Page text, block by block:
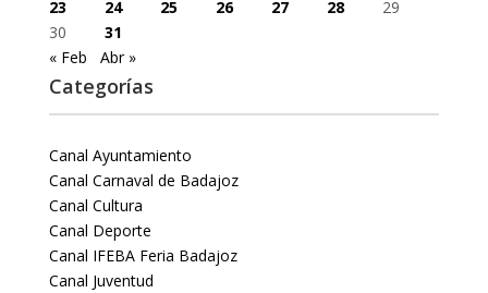
23
24 25 26 27 28
29
30
31
« Feb
Abr »
Categorías
Canal Ayuntamiento
Canal Carnaval de Badajoz
Canal Cultura
Canal Deporte
Canal IFEBA Feria Badajoz
Canal Juventud